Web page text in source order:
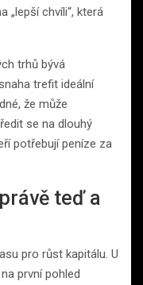
„lepší chvíli“, která
trhů bývá
trefit ideální
že může
se na dlouhý
potřebují peníze za
teď a
pro růst kapitálu. U
první pohled